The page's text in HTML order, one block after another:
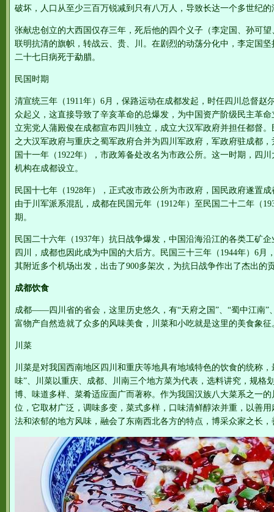
破坏，人口从至少三百万锐减到只有八万人，导致长达一个多世纪
张献忠创立的大西国仅存三年，死后他的四个义子（李定国、孙可
联明抗清的旗帜，转战云、贵、川。在剧烈的动荡分化中，李定国
二十七日病死于勐腊。
民国时期
清宣统三年（1911年）6月，保路运动在成都发起，时任四川总督赵
众起义，这直接导致了辛亥革命的总爆发，为中国资产阶级民主革
立宪党人蒲殿俊在成都宣布四川独立，成立大汉军政府并担任都督
之大汉军政府与重庆之蜀军政府合并为四川军政府，军政府驻成都
国十一年（1922年），市政筹备处改名为市政公所。这一时期，四
机构在成都设立。
民国十七年（1928年），正式改市政公所为市政府，国民政府遂置
由于川军派系混乱，成都在民国元年（1912年）至民国二十二年（
期。
民国二十六年（1937年）抗日战争爆发，中国沿海沿江的各类工矿
四川，成都也因此成为中国的大后方。民国三十三年（1944年）6月
其附近多个机场出发，出击了900多架次，为抗日战争作出了杰出的
成都饮食
成都——四川省的省会，这里历史悠久，有“天府之国”、“蜀中江南”
富物产自然造就了众多的风味美食，川菜和小吃就是这里的美食象征
川菜
川菜是对我国西南地区四川和重庆等地具有地域特色的饮食的统称
味”、川菜以重庆、成都、川南三个地方菜为代表，选料讲究，规格
博、味道多样、菜肴适应面广而著称。作为我国汉族八大菜系之一
位，它取材广泛，调味多变，菜式多样，口味清鲜醇浓并重，以善
法和浓郁的地方风味，融会了东南西北各方的特点，博采众家之长